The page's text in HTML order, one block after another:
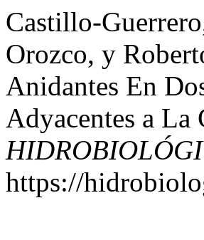
Castillo-
Orozco, y
Anidantes En
Adyacentes a
https://